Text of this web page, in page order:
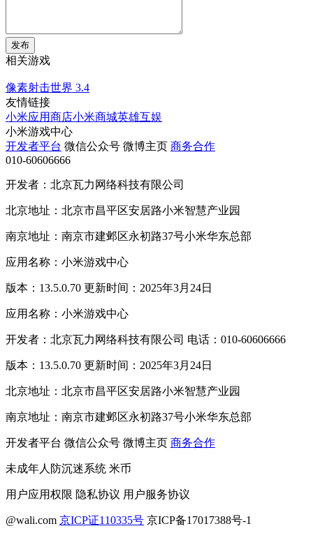
发布
相关游戏
像素射击世界 3.4
友情链接
小米应用商店小米商城英雄互娱
小米游戏中心
开发者平台 微信公众号 微博主页 商务合作
010-60606666
开发者：北京瓦力网络科技有限公司
北京地址：北京市昌平区安居路小米智慧产业园
南京地址：南京市建邺区永初路37号小米华东总部
应用名称：小米游戏中心
版本：13.5.0.70 更新时间：2025年3月24日
应用名称：小米游戏中心
开发者：北京瓦力网络科技有限公司 电话：010-60606666
版本：13.5.0.70 更新时间：2025年3月24日
北京地址：北京市昌平区安居路小米智慧产业园
南京地址：南京市建邺区永初路37号小米华东总部
开发者平台 微信公众号 微博主页 商务合作
未成年人防沉迷系统 米币
用户应用权限 隐私协议 用户服务协议
@wali.com 京ICP证110335号 京ICP备17017388号-1